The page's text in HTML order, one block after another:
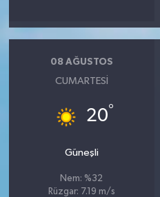
08 AĞUSTOS
CUMARTESI
20°
Güneşli
Nem: %32
Rüzgar: 7.19 m/s
Vasıta
Yaşam